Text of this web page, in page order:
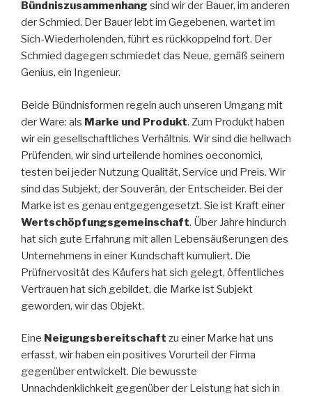
Bündniszusammenhang sind wir der Bauer, im anderen
der Schmied. Der Bauer lebt im Gegebenen, wartet im
Sich-Wiederholenden, führt es rückkoppelnd fort. Der
Schmied dagegen schmiedet das Neue, gemäß seinem
Genius, ein Ingenieur.
Beide Bündnisformen regeln auch unseren Umgang mit
der Ware: als Marke und Produkt. Zum Produkt haben
wir ein gesellschaftliches Verhältnis. Wir sind die hellwach
Prüfenden, wir sind urteilende homines oeconomici,
testen bei jeder Nutzung Qualität, Service und Preis. Wir
sind das Subjekt, der Souverän, der Entscheider. Bei der
Marke ist es genau entgegengesetzt. Sie ist Kraft einer
Wertschöpfungsgemeinschaft. Über Jahre hindurch
hat sich gute Erfahrung mit allen Lebensäußerungen des
Unternehmens in einer Kundschaft kumuliert. Die
Prüfnervosität des Käufers hat sich gelegt, öffentliches
Vertrauen hat sich gebildet, die Marke ist Subjekt
geworden, wir das Objekt.
Eine Neigungsbereitschaft zu einer Marke hat uns
erfasst, wir haben ein positives Vorurteil der Firma
gegenüber entwickelt. Die bewusste
Unnachdenklichkeit gegenüber der Leistung hat sich in